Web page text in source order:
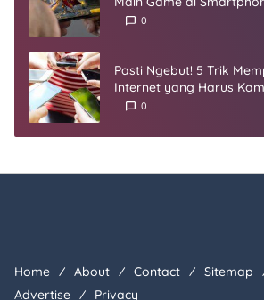
0
Pasti Ngebut! 5 Trik
Internet yang Harus
0
Home About Contact Sitemap
Advertise
Privacy